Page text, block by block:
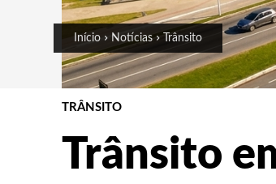
Início Notícias Trânsito
TRÂNSITO
Trânsito